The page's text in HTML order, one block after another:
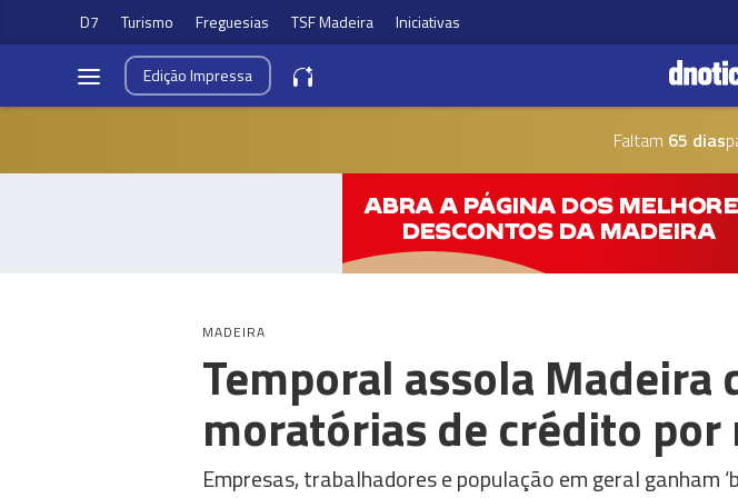
D7 Turismo Freguesias TSF Madeira Iniciativas
EdiçãoImpressa
Faltam 65 dias
MADEIRA
Temporal assola Madeira
moratórias de crédito por
Empresas, trabalhadores e população em geral ganham